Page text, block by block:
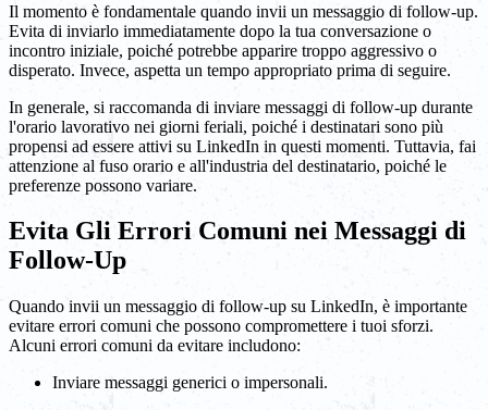
Il momento è fondamentale quando invii un messaggio di follow-up.
Evita di inviarlo immediatamente dopo la tua conversazione o
incontro iniziale, poiché potrebbe apparire troppo aggressivo o
disperato. Invece, aspetta un tempo appropriato prima di seguire.
In generale, si raccomanda di inviare messaggi di follow-up durante
l'orario lavorativo nei giorni feriali, poiché i destinatari sono più
propensi ad essere attivi su LinkedIn in questi momenti. Tuttavia, fai
attenzione al fuso orario e all'industria del destinatario, poiché le
preferenze possono variare.
Evita Gli Errori Comuni nei Messaggi di
Follow-Up
Quando invii un messaggio di follow-up su LinkedIn, è importante
evitare errori comuni che possono compromettere i tuoi sforzi.
Alcuni errori comuni da evitare includono:
Inviare messaggi generici o impersonali.